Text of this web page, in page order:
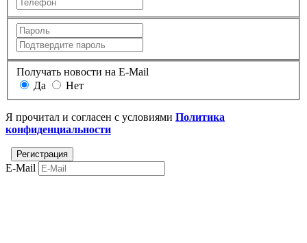
Получать новости на E-Mail
Да
Нет
Я прочитал и согласен с условиями Политика
конфиденциальности
E-Mail